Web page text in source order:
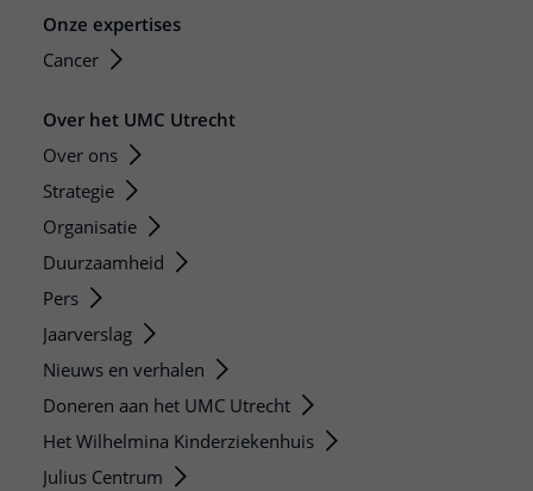
Onze expertises
Cancer
Over het UMC Utrecht
Over ons
Strategie
Organisatie
Duurzaamheid
Pers
Jaarverslag
Nieuws en verhalen
Doneren aan het UMC Utrecht
Het Wilhelmina Kinderziekenhuis
Julius Centrum